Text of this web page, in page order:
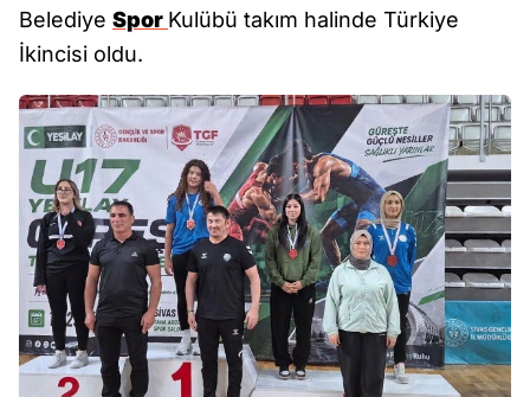
Belediye Spor Kulübü takım halinde Türkiye
İkincisi oldu.